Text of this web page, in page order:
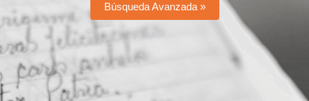
Búsqueda Avanzada »